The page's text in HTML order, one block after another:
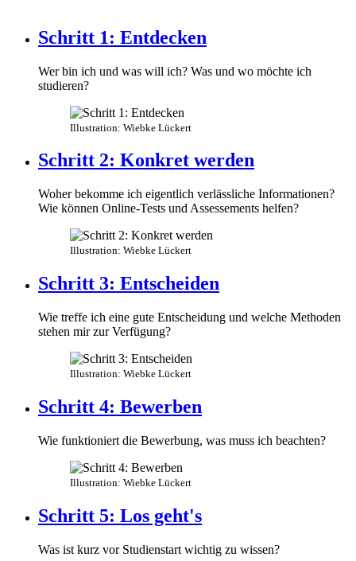
Schritt 1: Entdecken
Wer bin ich und was will ich? Was und wo möchte ich
studieren?
Illustration: Wiebke Lückert
Schritt 2: Konkret werden
Woher bekomme ich eigentlich verlässliche Informationen?
Wie können Online-Tests und Assessements helfen?
Illustration: Wiebke Lückert
Schritt 3: Entscheiden
Wie treffe ich eine gute Entscheidung und welche Methoden
stehen mir zur Verfügung?
Illustration: Wiebke Lückert
Schritt 4: Bewerben
Wie funktioniert die Bewerbung, was muss ich beachten?
Illustration: Wiebke Lückert
Schritt 5: Los geht's
Was ist kurz vor Studienstart wichtig zu wissen?